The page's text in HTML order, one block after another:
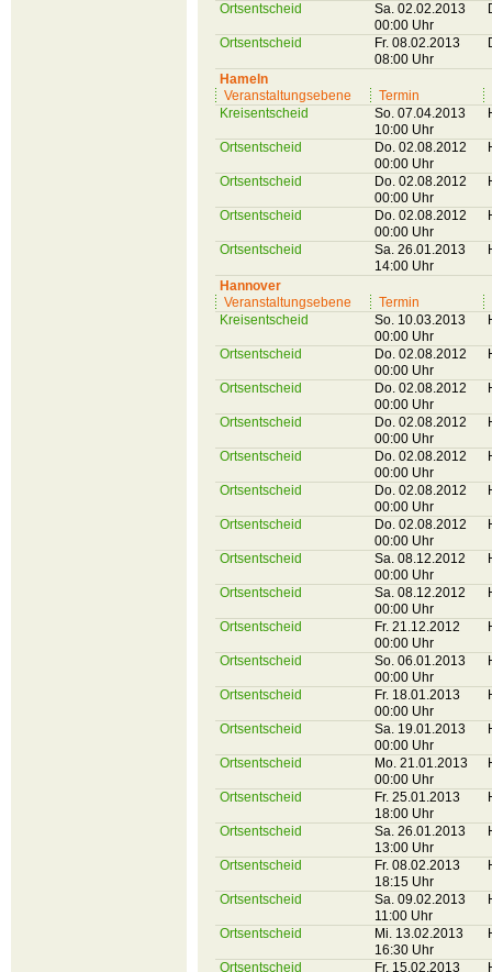
Ortsentscheid
Sa. 02.02.2013
00:00 Uhr
Ortsentscheid
Fr. 08.02.2013
08:00 Uhr
Hameln
Veranstaltungsebene
Termin
Kreisentscheid
So. 07.04.2013
10:00 Uhr
Ortsentscheid
Do. 02.08.2012
00:00 Uhr
Ortsentscheid
Do. 02.08.2012
00:00 Uhr
Ortsentscheid
Do. 02.08.2012
00:00 Uhr
Ortsentscheid
Sa. 26.01.2013
14:00 Uhr
Hannover
Veranstaltungsebene
Termin
Kreisentscheid
So. 10.03.2013
00:00 Uhr
Ortsentscheid
Do. 02.08.2012
00:00 Uhr
Ortsentscheid
Do. 02.08.2012
00:00 Uhr
Ortsentscheid
Do. 02.08.2012
00:00 Uhr
Ortsentscheid
Do. 02.08.2012
00:00 Uhr
Ortsentscheid
Do. 02.08.2012
00:00 Uhr
Ortsentscheid
Do. 02.08.2012
00:00 Uhr
Ortsentscheid
Sa. 08.12.2012
00:00 Uhr
Ortsentscheid
Sa. 08.12.2012
00:00 Uhr
Ortsentscheid
Fr. 21.12.2012
00:00 Uhr
Ortsentscheid
So. 06.01.2013
00:00 Uhr
Ortsentscheid
Fr. 18.01.2013
00:00 Uhr
Ortsentscheid
Sa. 19.01.2013
00:00 Uhr
Ortsentscheid
Mo. 21.01.2013
00:00 Uhr
Ortsentscheid
Fr. 25.01.2013
18:00 Uhr
Ortsentscheid
Sa. 26.01.2013
13:00 Uhr
Ortsentscheid
Fr. 08.02.2013
18:15 Uhr
Ortsentscheid
Sa. 09.02.2013
11:00 Uhr
Ortsentscheid
Mi. 13.02.2013
16:30 Uhr
Ortsentscheid Fr. 15.02.2013